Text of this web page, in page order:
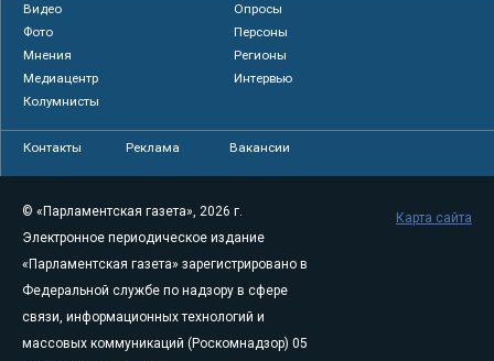
Видео
Опросы
Фото
Персоны
Мнения
Регионы
Медиацентр
Интервью
Колумнисты
Контакты Реклама Вакансии
© «Парламентская газета», 2026 г.
Электронное периодическое издание
«Парламентская газета» зарегистрировано в
Федеральной службе по надзору в сфере
связи, информационных технологий и
массовых коммуникаций (Роскомнадзор) 05
Карта сайта